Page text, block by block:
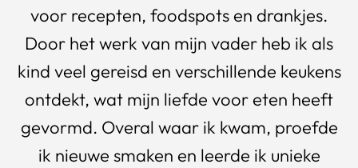
voor recepten, foodspots en drankjes.
Door het werk van mijn vader heb ik als
kind veel gereisd en verschillende keukens
ontdekt, wat mijn liefde voor eten heeft
gevormd. Overal waar ik kwam, proefde
ik nieuwe smaken en leerde ik unieke